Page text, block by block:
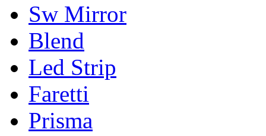
Sw Mirror
Blend
Led Strip
Faretti
Prisma